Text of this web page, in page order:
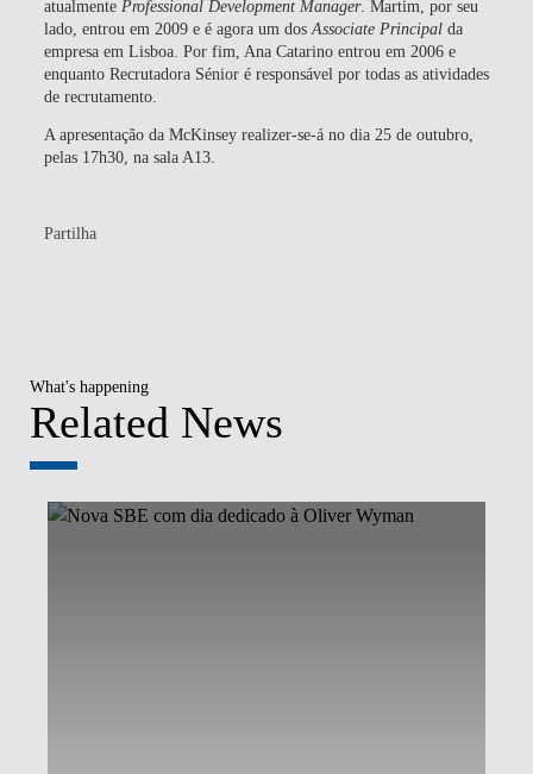
atualmente Professional Development Manager. Martim, por seu
lado, entrou em 2009 e é agora um dos Associate Principalda
empresa em Lisboa. Por fim, Ana Catarino entrou em 2006 e
enquanto Recrutadora Sénior é responsável por todas as atividades
de recrutamento.
A apresentação da McKinsey realizer-se-á no dia 25 de outubro,
pelas 17h30, na sala A13.
Partilha
What's happening
Related News